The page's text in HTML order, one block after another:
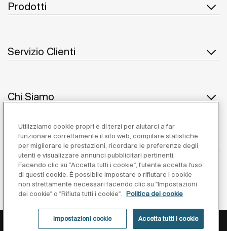
Prodotti
Servizio Clienti
Chi Siamo
Ispirazione
Seguiteci
Privacy Policy Avviso Legale Cookies Policy
Utilizziamo cookie propri e di terzi per aiutarci a far
funzionare correttamente il sito web, compilare statistiche
per migliorare le prestazioni, ricordare le preferenze degli
utenti e visualizzare annunci pubblicitari pertinenti.
Facendo clic su "Accetta tutti i cookie", l'utente accetta l'uso
di questi cookie. È possibile impostare o rifiutare i cookie
non strettamente necessari facendo clic su "Impostazioni
dei cookie" o "Rifiuta tutti i cookie".
Politica dei cookie
Impostazioni cookie Accetta tutti i cookie